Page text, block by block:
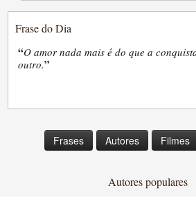
Frase do Dia
“O amor nada mais é do que a
outro.”
Frases Autores Filmes
Autores populares